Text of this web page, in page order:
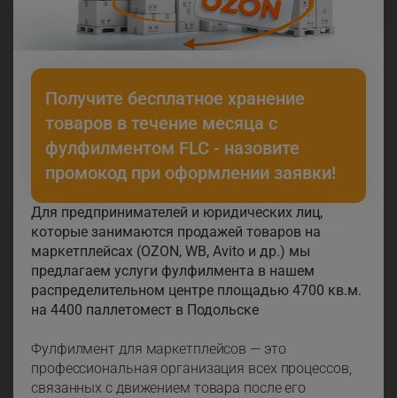
Получите бесплатное хранение
товаров в течение месяца с
фулфилментом FLC - назовите
промокод при оформлении заявки!
Для предпринимателей и юридических лиц,
которые занимаются продажей товаров на
маркетплейсах (OZON, WB, Avito и др.) мы
предлагаем услуги фулфилмента в нашем
распределительном центре площадью 4700 кв.м.
на 4400 паллетомест в Подольске
Фулфилмент для маркетплейсов — это
профессиональная организация всех процессов,
связанных с движением товара после его